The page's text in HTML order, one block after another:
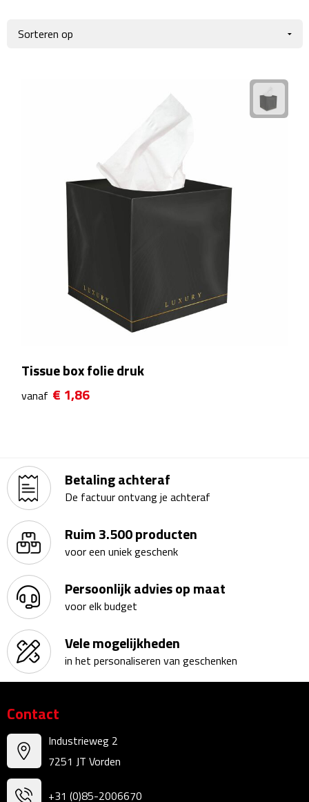
Reistassen & Trolleys
Reistassen
Reistas trolleys
Duffeltassen
Rugzakken
Rugzakken
Laptop rugzakken
Promo rugzakjes
Sport- & Recreatietassen
Sporttassen
Koeltassen & koelboxen
Strandtassen
Tissue box folie druk
vanaf € 1,86
Betaling achteraf
De factuur ontvang je achteraf
Ruim 3.500 producten
voor een uniek geschenk
Persoonlijk advies op maat
voor elk budget
Vele mogelijkheden
in het personaliseren van geschenken
Contact
Industrieweg 2
7251 JT Vorden
+31 (0)85-2006670